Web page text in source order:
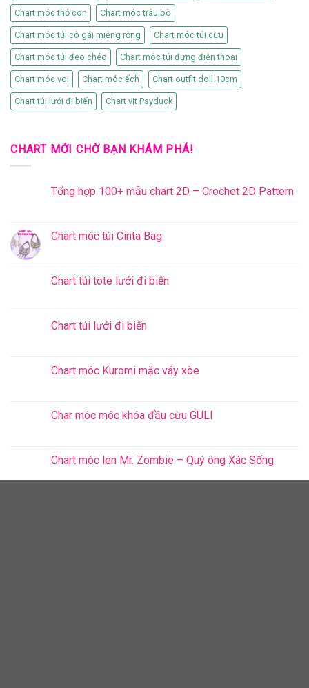
Chart móc thỏ con Chart móc trâu bò
Chart móc túi cô gái miệng rộng Chart móc túi cừu
Chart móc túi đeo chéo Chart móc túi đựng điện thoại
Chart móc voi Chart móc ếch Chart outfit doll 10cm
Chart túi lưới đi biển Chart vịt Psyduck
CHART MỚI CHỜ BẠN KHÁM PHÁ!
Tổng hợp 100+ mẫu chart 2D – Crochet 2D Pattern
Chart móc túi Cinta Bag
Chart túi tote lưới đi biển
Chart túi lưới đi biển
Chart móc Kuromi mặc váy xòe
Char móc móc khóa đầu cừu GULI
Chart móc len Mr. Zombie – Quý ông Xác Sống